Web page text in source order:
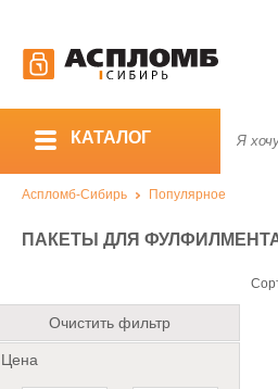
КАТАЛОГ
Аспломб-Сибирь Популярное
ПАКЕТЫ ДЛЯ
Очистить фильтр
Цена